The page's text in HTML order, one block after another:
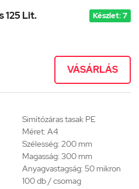
125 Lit. Készlet: 7
VÁSÁRLÁS
Simítózáras tasak PE
Méret: A4
Szélesség: 200 mm
Magasság: 300 mm
Anyagvastagság: 50 mikron
100 db / csomag